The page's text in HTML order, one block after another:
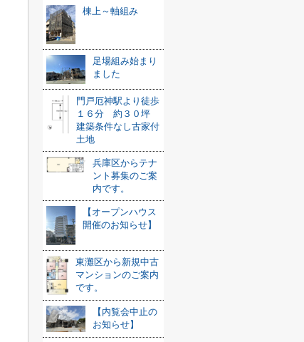
棟上～軸組み
足場組み始まり
ました
門戸厄神駅より徒歩
１６分 約３０坪
建築条件なし古家付
土地
兵庫区からテナ
ント募集のご案
内です。
【オープンハウス
開催のお知らせ】
東灘区から新規中古
マンションのご案内
です。
【内覧会中止の
お知らせ】